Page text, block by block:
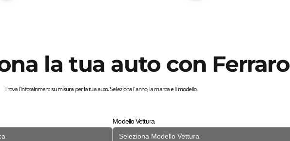
la tua auto con Ferraro
Trova l'infotainment su misura per la tua auto. Seleziona l'anno, la marca e il modello.
Modello Vettura